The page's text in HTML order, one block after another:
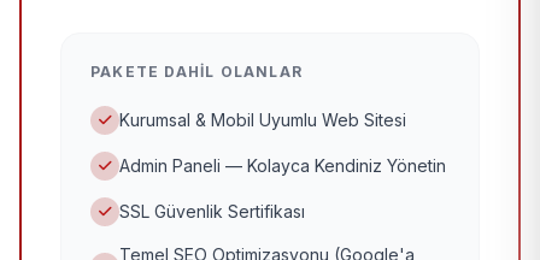
PAKETE DAHIL OLANLAR
Kurumsal & Mobil Uyumlu Web Sitesi
Admin Paneli — Kolayca Kendiniz Yönetin
SSL Güvenlik Sertifikası
Temel SEO Optimizasyonu (Google'a